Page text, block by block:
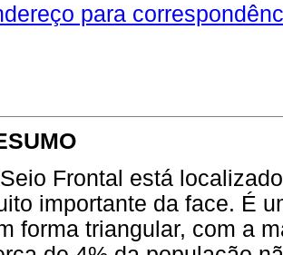
para
Frontal está
importante da face. É
forma triangular, com a